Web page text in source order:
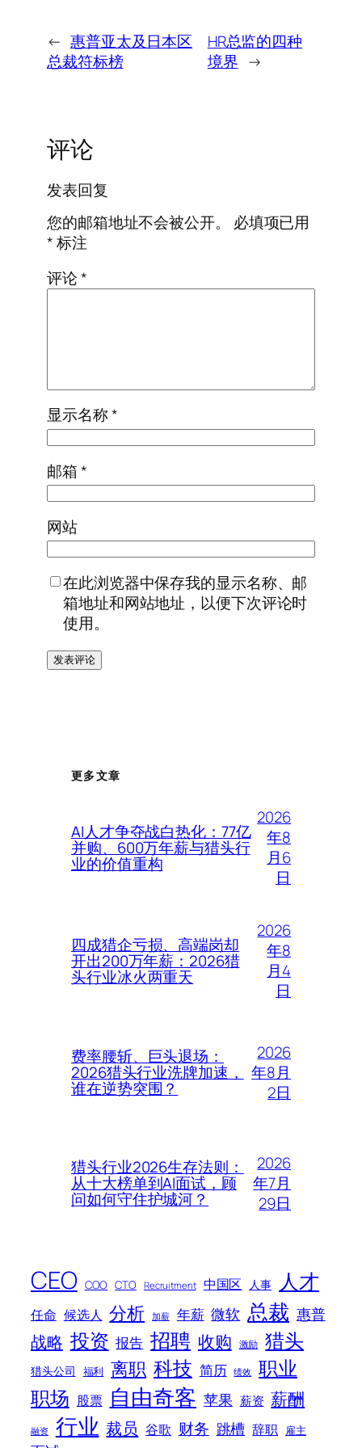
← 惠普亚太及日本区
总裁符标榜
HR总监的四种
境界 →
评论
发表回复
您的邮箱地址不会被公开。
必填项已用
*标注
评论*
显示名称*
邮箱*
网站
在此浏览器中保存我的显示名称、邮
箱地址和网站地址，以便下次评论时
使用。
更多文章
AI人才争夺战白热化：77亿
并购、600万年薪与猎头行
业的价值重构
2026
年8
月6
日
四成猎企亏损、高端岗却
开出200万年薪：2026猎
头行业冰火两重天
2026
年8
月4
日
费率腰斩、巨头退场：
2026猎头行业洗牌加速，
谁在逆势突围？
2026
年8月
2日
猎头行业2026生存法则：
从十大榜单到AI面试，顾
问如何守住护城河？
2026
年7月
29日
CEO COO CTO Recruitment 中国区 人事 人才
任命 候选人 分析 加薪 年薪 微软 总裁 惠普
战略 投资 报告 招聘 收购 激励 猎头
猎头公司 福利 离职 科技 简历 绩效 职业
职场 股票 自由奇客 苹果 薪资 薪酬
融资 行业 裁员 谷歌 财务 跳槽 辞职 雇主